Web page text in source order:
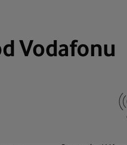
Vodafonu